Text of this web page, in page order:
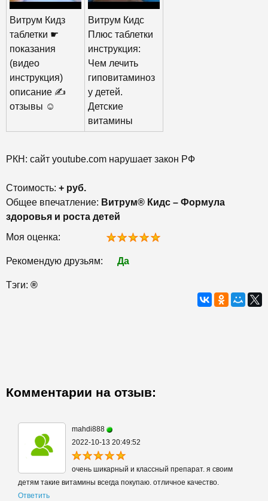
Витрум Кидз
таблетки ☛
показания
(видео
инструкция)
описание ✍
отзывы ☺️
Витрум Кидс
Плюс таблетки
инструкция:
Чем лечить
гиповитаминоз
у детей.
Детские
витамины
РКН: сайт youtube.com нарушает закон РФ
Стоимость: + руб.
Общее впечатление: Витрум® Кидс – Формула
здоровья и роста детей
Моя оценка:
Рекомендую друзьям: Да
Тэги: ®
Комментарии на отзыв:
mahdi888
2022-10-13 20:49:52
очень шикарный и классный препарат. я своим
детям такие витамины всегда покупаю. отличное качество.
Ответить